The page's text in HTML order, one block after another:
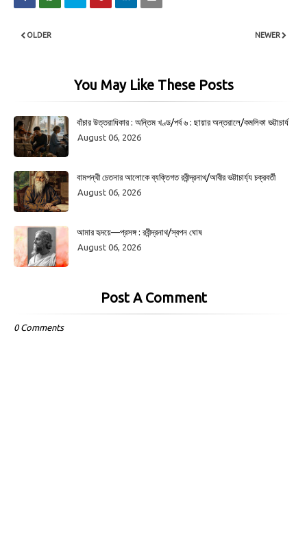
NEWER
OLDER
You May Like These Posts
বাঁচার উত্তরাধিকার : অন্তিম খণ্ড/পর্ব ৬ : ছায়ার অন্তরালে/কমলিকা ভট্টাচার্য
August 06, 2026
বামপন্থী চেতনার আলোকে ব্যক্তিগত রবীন্দ্রনাথ/আবীর ভট্টাচার্য্য চক্রবর্তী
August 06, 2026
আমার হৃদয়ে—প্রসঙ্গ : রবীন্দ্রনাথ/স্বপন ঘোষ
August 06, 2026
Post A Comment
0 Comments